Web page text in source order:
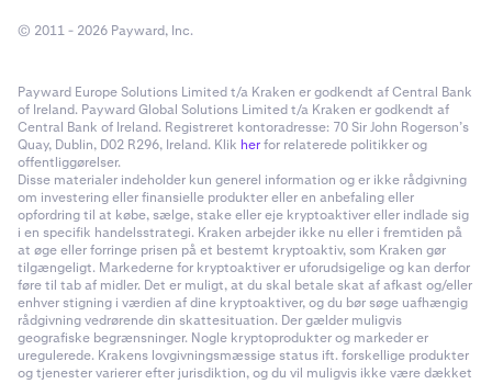
© 2011 - 2026 Payward, Inc.
Payward Europe Solutions Limited t/a Kraken er godkendt af Central Bank
of Ireland. Payward Global Solutions Limited t/a Kraken er godkendt af
Central Bank of Ireland. Registreret kontoradresse: 70 Sir John Rogerson’s
Quay, Dublin, D02 R296, Ireland. Klik herfor relaterede politikker og
offentliggørelser.
Disse materialer indeholder kun generel information og er ikke rådgivning
om investering eller finansielle produkter eller en anbefaling eller
opfordring til at købe, sælge, stake eller eje kryptoaktiver eller indlade sig
i en specifik handelsstrategi. Kraken arbejder ikke nu eller i fremtiden på
at øge eller forringe prisen på et bestemt kryptoaktiv, som Kraken gør
tilgængeligt. Markederne for kryptoaktiver er uforudsigelige og kan derfor
føre til tab af midler. Det er muligt, at du skal betale skat af afkast og/eller
enhver stigning i værdien af dine kryptoaktiver, og du bør søge uafhængig
rådgivning vedrørende din skattesituation. Der gælder muligvis
geografiske begrænsninger. Nogle kryptoprodukter og markeder er
uregulerede. Krakens lovgivningsmæssige status ift. forskellige produkter
og tjenester varierer efter jurisdiktion, og du vil muligvis ikke være dækket